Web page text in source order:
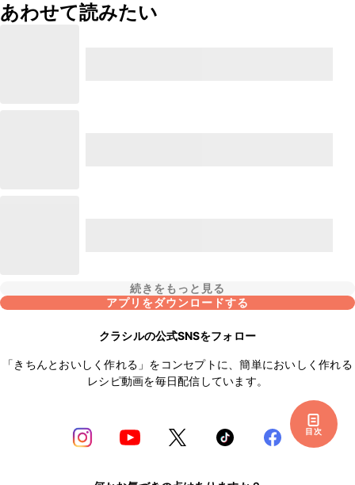
目次
あわせて読みたい
続きをもっと見る
アプリをダウンロードする
クラシルの公式SNSをフォロー
「きちんとおいしく作れる」をコンセプトに、簡単においしく作れる
レシピ動画を毎日配信しています。